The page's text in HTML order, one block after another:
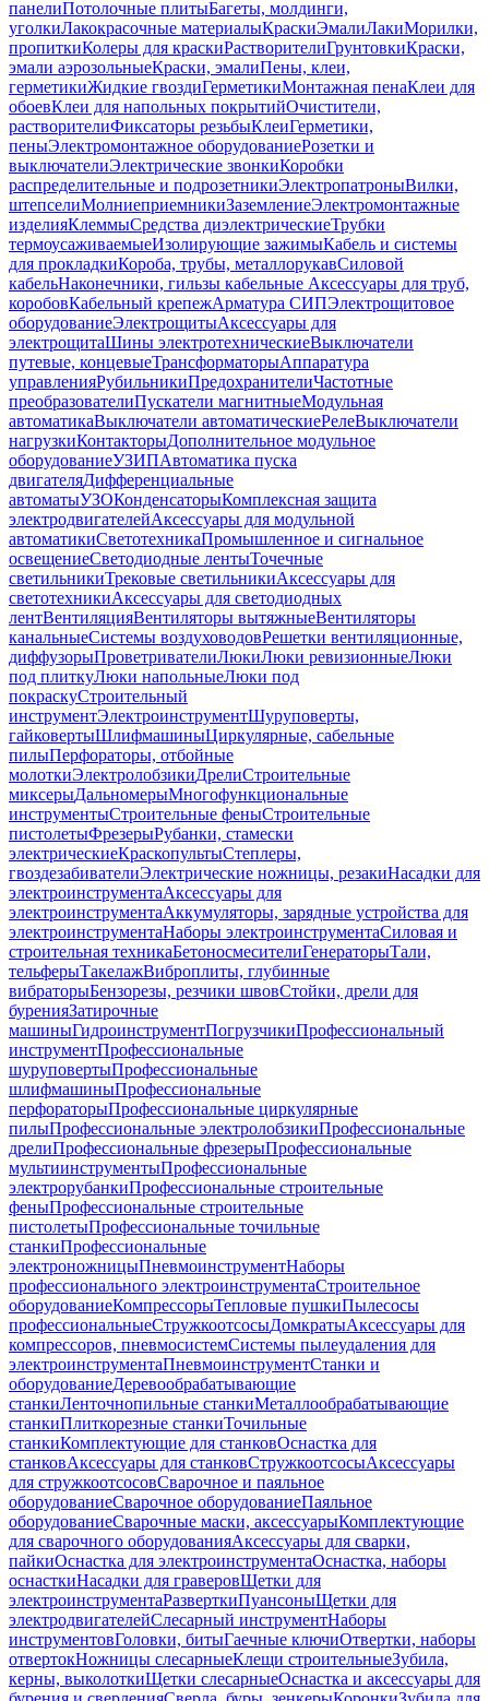
панелиПотолочные плитыБагеты, молдинги,
уголкиЛакокрасочные материалыКраскиЭмалиЛакиМорилки,
пропиткиКолеры для краскиРастворителиГрунтовкиКраски,
эмали аэрозольныеКраски, эмалиПены, клеи,
герметикиЖидкие гвоздиГерметикиМонтажная пенаКлеи для
обоевКлеи для напольных покрытийОчистители,
растворителиФиксаторы резьбыКлеиГерметики,
пеныЭлектромонтажное оборудованиеРозетки и
выключателиЭлектрические звонкиКоробки
распределительные и подрозетникиЭлектропатроныВилки,
штепселиМолниеприемникиЗаземлениеЭлектромонтажные
изделияКлеммыСредства диэлектрическиеТрубки
термоусаживаемыеИзолирующие зажимыКабель и системы
для прокладкиКороба, трубы, металлорукавСиловой
кабельНаконечники, гильзы кабельные Аксессуары для труб,
коробовКабельный крепежАрматура СИПЭлектрощитовое
оборудованиеЭлектрощитыАксессуары для
электрощитаШины электротехническиеВыключатели
путевые, концевыеТрансформаторыАппаратура
управленияРубильникиПредохранителиЧастотные
преобразователиПускатели магнитныеМодульная
автоматикаВыключатели автоматическиеРелеВыключатели
нагрузкиКонтакторыДополнительное модульное
оборудованиеУЗИПАвтоматика пуска
двигателяДифференциальные
автоматыУЗОКонденсаторыКомплексная защита
электродвигателейАксессуары для модульной
автоматикиСветотехникаПромышленное и сигнальное
освещениеСветодиодные лентыТочечные
светильникиТрековые светильникиАксессуары для
светотехникиАксессуары для светодиодных
лентВентиляцияВентиляторы вытяжныеВентиляторы
канальныеСистемы воздуховодовРешетки вентиляционные,
диффузорыПроветривателиЛюкиЛюки ревизионныеЛюки
под плиткуЛюки напольныеЛюки под
покраскуСтроительный
инструментЭлектроинструментШуруповерты,
гайковертыШлифмашиныЦиркулярные, сабельные
пилыПерфораторы, отбойные
молоткиЭлектролобзикиДрелиСтроительные
миксерыДальномерыМногофункциональные
инструментыСтроительные феныСтроительные
пистолетыФрезерыРубанки, стамески
электрическиеКраскопультыСтеплеры,
гвоздезабивателиЭлектрические ножницы, резакиНасадки для
электроинструментаАксессуары для
электроинструментаАккумуляторы, зарядные устройства для
электроинструментаНаборы электроинструментаСиловая и
строительная техникаБетоносмесителиГенераторыТали,
тельферыТакелажВиброплиты, глубинные
вибраторыБензорезы, резчики швовСтойки, дрели для
буренияЗатирочные
машиныГидроинструментПогрузчикиПрофессиональный
инструментПрофессиональные
шуруповертыПрофессиональные
шлифмашиныПрофессиональные
перфораторыПрофессиональные циркулярные
пилыПрофессиональные электролобзикиПрофессиональные
дрелиПрофессиональные фрезерыПрофессиональные
мультиинструментыПрофессиональные
электрорубанкиПрофессиональные строительные
феныПрофессиональные строительные
пистолетыПрофессиональные точильные
станкиПрофессиональные
электроножницыПневмоинструментНаборы
профессионального электроинструментаСтроительное
оборудованиеКомпрессорыТепловые пушкиПылесосы
профессиональныеСтружкоотсосыДомкратыАксессуары для
компрессоров, пневмосистемСистемы пылеудаления для
электроинструментаПневмоинструментСтанки и
оборудованиеДеревообрабатывающие
станкиЛенточнопильные станкиМеталлообрабатывающие
станкиПлиткорезные станкиТочильные
станкиКомплектующие для станковОснастка для
станковАксессуары для станковСтружкоотсосыАксессуары
для стружкоотсосовСварочное и паяльное
оборудованиеСварочное оборудованиеПаяльное
оборудованиеСварочные маски, аксессуарыКомплектующие
для сварочного оборудованияАксессуары для сварки,
пайкиОснастка для электроинструментаОснастка, наборы
оснасткиНасадки для граверовЩетки для
электроинструментаРазверткиПуансоныЩетки для
электродвигателейСлесарный инструментНаборы
инструментовГоловки, битыГаечные ключиОтвертки, наборы
отвертокНожницы слесарныеКлещи строительныеЗубила,
керны, выколоткиЩетки слесарныеОснастка и аксессуары для